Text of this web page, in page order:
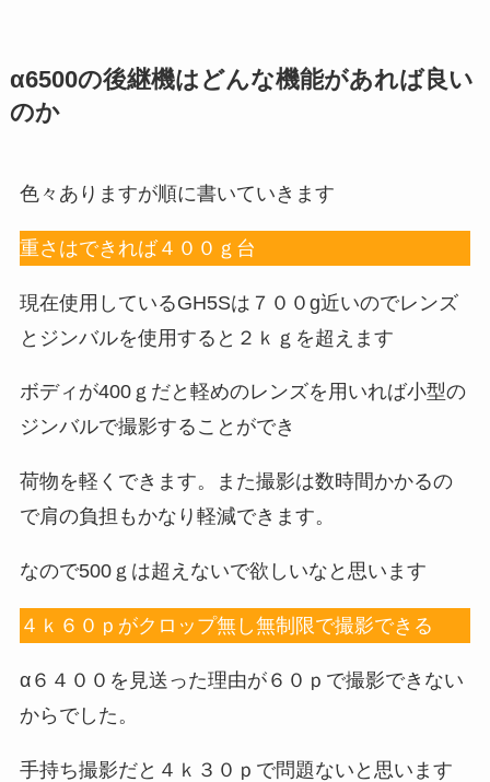
α6500の後継機はどんな機能があれば良い
のか
色々ありますが順に書いていきます
重さはできれば４００ｇ台
現在使用しているGH5Sは７００g近いのでレンズ
とジンバルを使用すると２ｋｇを超えます
ボディが400ｇだと軽めのレンズを用いれば小型の
ジンバルで撮影することができ
荷物を軽くできます。また撮影は数時間かかるの
で肩の負担もかなり軽減できます。
なので500ｇは超えないで欲しいなと思います
４ｋ６０ｐがクロップ無し無制限で撮影できる
α６４００を見送った理由が６０ｐで撮影できない
からでした。
手持ち撮影だと４ｋ３０ｐで問題ないと思います